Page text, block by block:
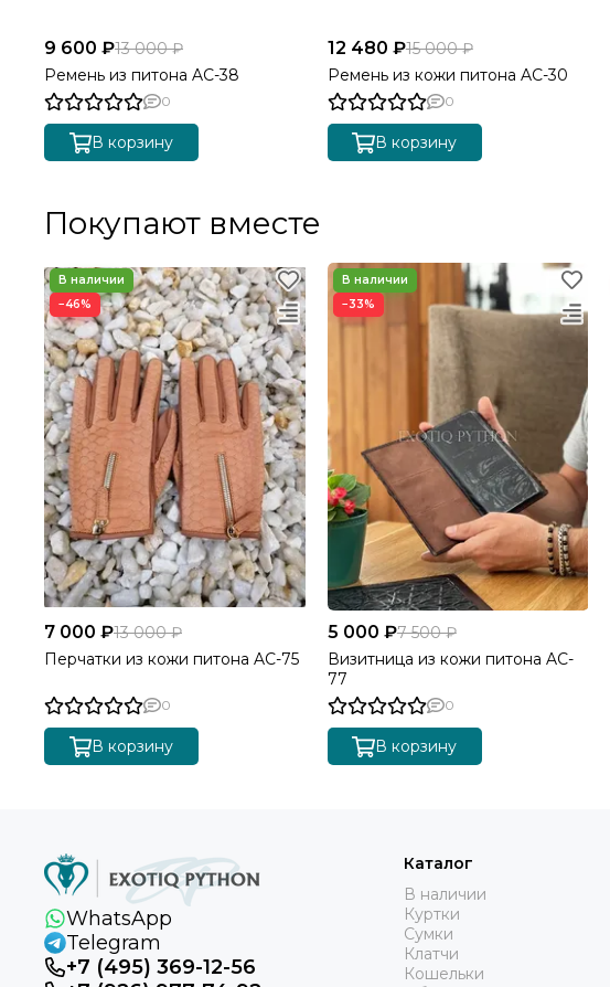
9 600 ₽13 000 ₽
Ремень из питона AC-38
0
В корзину
12 480 ₽15 000 ₽
Ремень из кожи питона AC-30
0
В корзину
Покупают вместе
−46%
7 000 ₽13 000 ₽
Перчатки из кожи питона AC-75
0
В корзину
−33%
5 000 ₽7 500 ₽
Визитница из кожи питона AC-
77
0
В корзину
WhatsApp
Telegram
+7 (495) 369-12-56
Каталог
В наличии
Куртки
Сумки
Клатчи
Кошельки